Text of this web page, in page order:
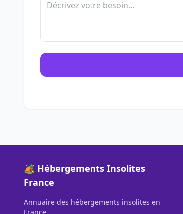
🏕️ Hébergements Insolites
France
Annuaire des hébergements insolites en
France.